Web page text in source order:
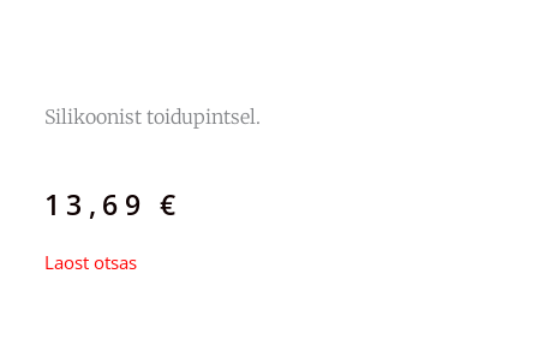
Silikoonist toidupintsel.
13,69€
Laost otsas